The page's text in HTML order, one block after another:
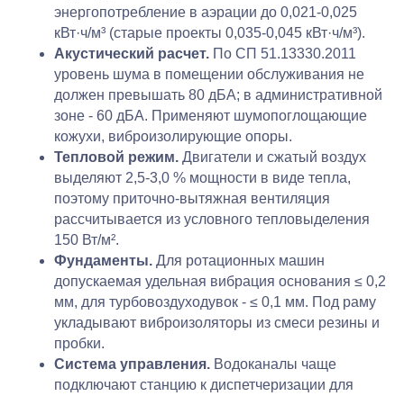
энергопотребление в аэрации до 0,021-0,025
кВт·ч/м³ (старые проекты 0,035-0,045 кВт·ч/м³).
Акустический расчет. По СП 51.13330.2011
уровень шума в помещении обслуживания не
должен превышать 80 дБА; в административной
зоне - 60 дБА. Применяют шумопоглощающие
кожухи, виброизолирующие опоры.
Тепловой режим. Двигатели и сжатый воздух
выделяют 2,5-3,0 % мощности в виде тепла,
поэтому приточно-вытяжная вентиляция
рассчитывается из условного тепловыделения
150 Вт/м².
Фундаменты. Для ротационных машин
допускаемая удельная вибрация основания ≤ 0,2
мм, для турбовоздуходувок - ≤ 0,1 мм. Под раму
укладывают виброизоляторы из смеси резины и
пробки.
Система управления. Водоканалы чаще
подключают станцию к диспетчеризации для
Пн-Пт: 9:00-18:00
Сб-Вс: Выходной
Москва, Чермянский
проезд, 7, БЦ РТС, офис 311
8 (916) 800-33-03
info@equiplex.ru
Отрасли
Проекты
О компании